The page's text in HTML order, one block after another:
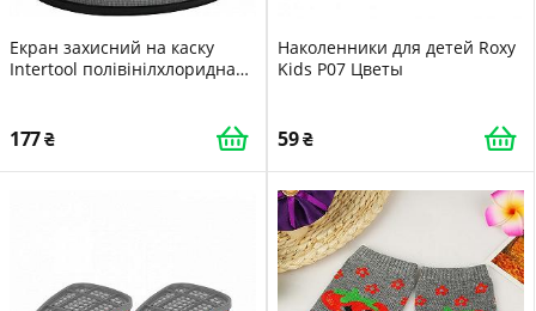
Екран захисний на каску
Intertool полівінілхлоридна
177
Наколенники для детей Roxy
Kids P07 Цветы
59